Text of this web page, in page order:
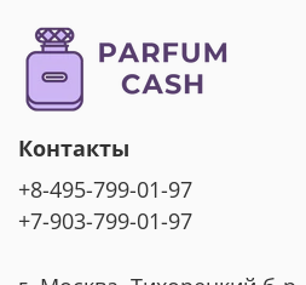
Контакты
+8-495-799-01-97
+7-903-799-01-97